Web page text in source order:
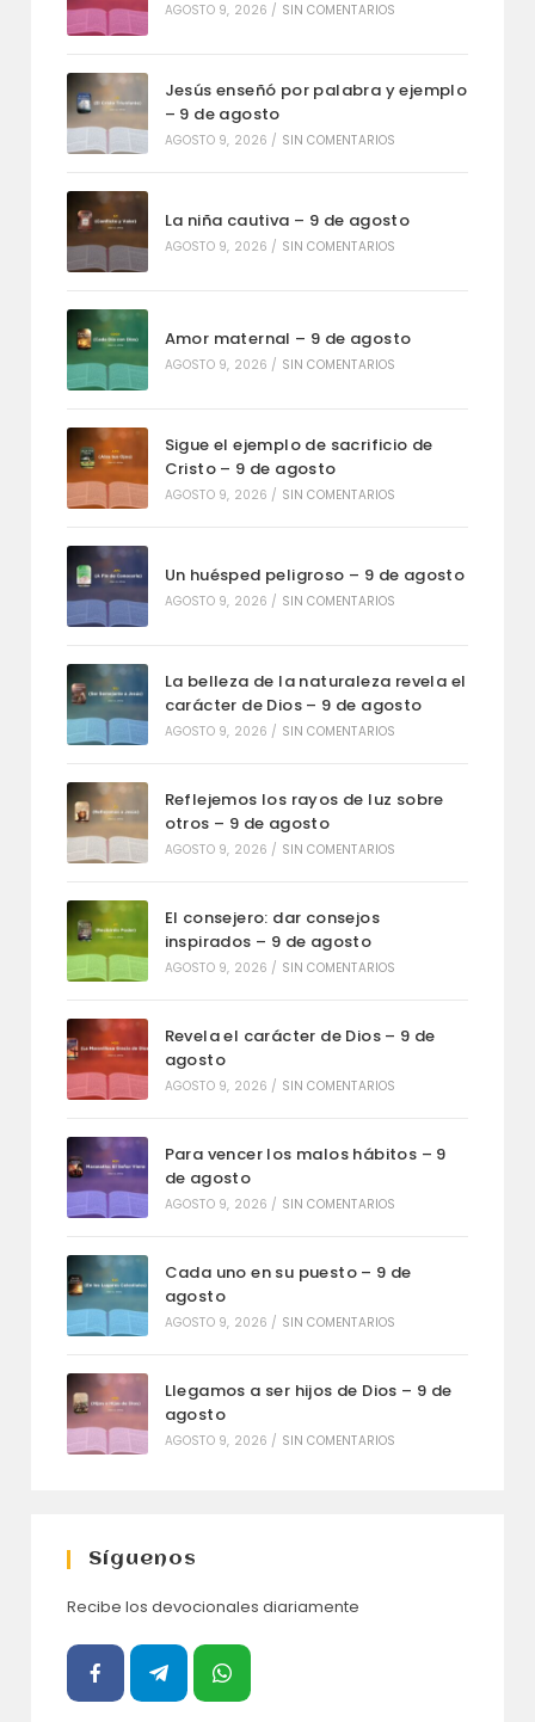
AGOSTO 9, 2026 / SIN COMENTARIOS
Jesús enseñó por palabra y ejemplo
– 9 de agosto
AGOSTO 9, 2026 / SIN COMENTARIOS
La niña cautiva – 9 de agosto
AGOSTO 9, 2026 / SIN COMENTARIOS
Amor maternal – 9 de agosto
AGOSTO 9, 2026 / SIN COMENTARIOS
Sigue el ejemplo de sacrificio de
Cristo – 9 de agosto
AGOSTO 9, 2026 / SIN COMENTARIOS
Un huésped peligroso – 9 de agosto
AGOSTO 9, 2026 / SIN COMENTARIOS
La belleza de la naturaleza revela el
carácter de Dios – 9 de agosto
AGOSTO 9, 2026 / SIN COMENTARIOS
Reflejemos los rayos de luz sobre
otros – 9 de agosto
AGOSTO 9, 2026 / SIN COMENTARIOS
El consejero: dar consejos
inspirados – 9 de agosto
AGOSTO 9, 2026 / SIN COMENTARIOS
Revela el carácter de Dios – 9 de
agosto
AGOSTO 9, 2026 / SIN COMENTARIOS
Para vencer los malos hábitos – 9
de agosto
AGOSTO 9, 2026 / SIN COMENTARIOS
Cada uno en su puesto – 9 de
agosto
AGOSTO 9, 2026 / SIN COMENTARIOS
Llegamos a ser hijos de Dios – 9 de
agosto
AGOSTO 9, 2026 / SIN COMENTARIOS
Síguenos
Recibe los devocionales diariamente